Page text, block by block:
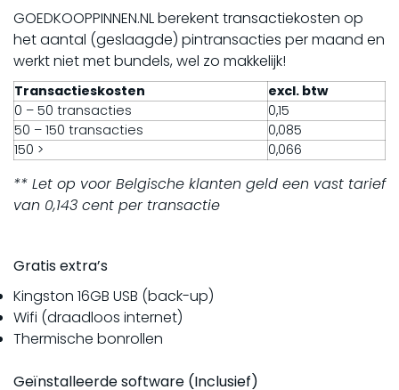
GOEDKOOPPINNEN.NL berekent transactiekosten op
het aantal (geslaagde) pintransacties per maand en
werkt niet met bundels, wel zo makkelijk!
Transactieskosten
excl. btw
0 – 50 transacties
0,15
50 – 150 transacties
0,085
150 >
0,066
** Let op voor Belgische klanten geld een vast tarief
van 0,143 cent per transactie
Gratis extra’s
Kingston 16GB USB (back-up)
Wifi (draadloos internet)
Thermische bonrollen
Geïnstalleerde software (Inclusief)